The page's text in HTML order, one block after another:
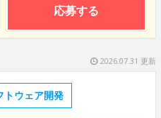
応募する
2026.07.31 更新
トウェア開発